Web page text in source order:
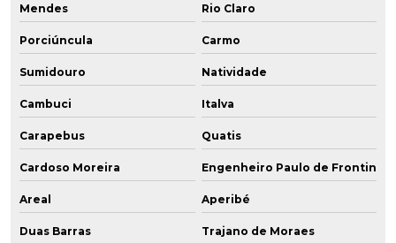
Mendes Rio Claro
Porciúncula Carmo
Sumidouro Natividade
Cambuci Italva
Carapebus Quatis
Cardoso Moreira Engenheiro Paulo de Frontin
Areal Aperibé
Duas Barras Trajano de Moraes